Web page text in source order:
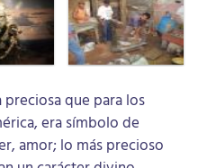
preciosa que para los
era símbolo de
amor; lo más precioso